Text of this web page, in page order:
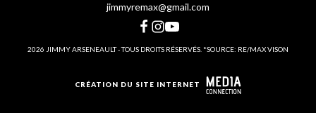
jimmyremax@gmail.com
2026 JIMMY ARSENEAULT - TOUS DROITS RÉSERVÉS. *SOURCE: RE/MAX VISON
CRÉATION DU SITE INTERNET